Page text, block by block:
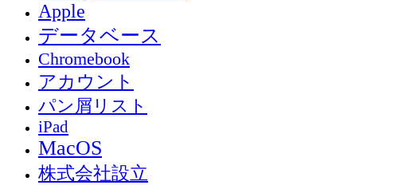
Apple
データベース
Chromebook
アカウント
パン屑リスト
iPad
MacOS
株式会社設立